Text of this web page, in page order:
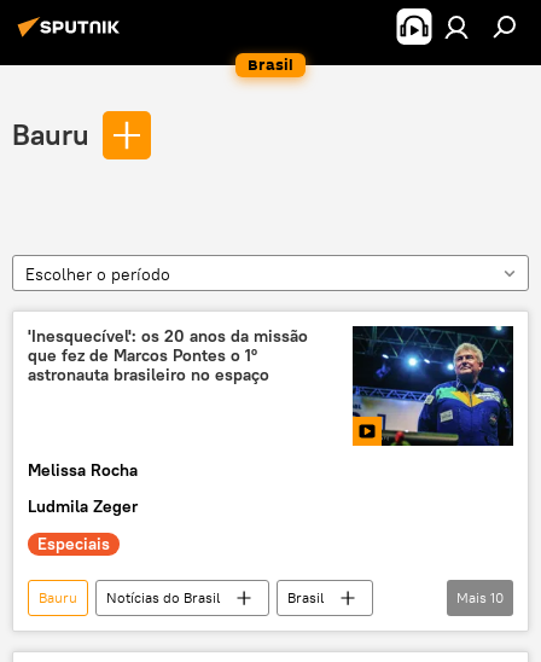
Brasil
Bauru
Escolher o período
'Inesquecível': os 20 anos da missão
que fez de Marcos Pontes o 1º
astronauta brasileiro no espaço
Melissa Rocha
Ludmila Zeger
Especiais
Bauru Notícias do Brasil
Brasil
Marcos Pontes
Cazaquistão
Mais 10